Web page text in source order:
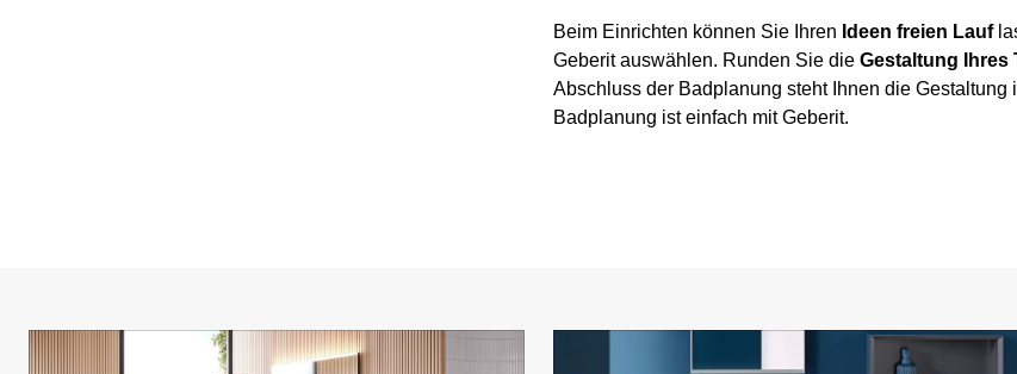
Beim Einrichten können Sie Ihren Ideen freien Lauf
Geberit auswählen. Runden Sie die Gestaltung Ihres
Abschluss der Badplanung steht Ihnen die
Badplanung ist einfach mit Geberit.